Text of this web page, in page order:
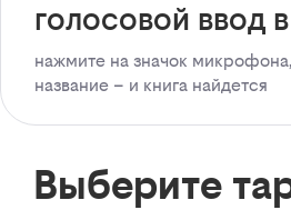
голосовой ввод
нажмите на значок
название – и книга найдется
Выберите